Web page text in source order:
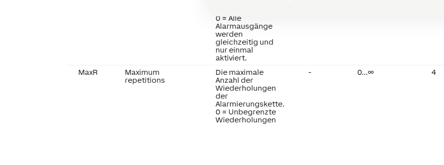
0 = Alle
Alarmausgänge
werden
gleichzeitig und
nur einmal
aktiviert.
MaxR
Maximum
repetitions
Die maximale
Anzahl der
Wiederholungen
der
Alarmierungskette.
0 = Unbegrenzte
Wiederholungen
- 0...∞ 4